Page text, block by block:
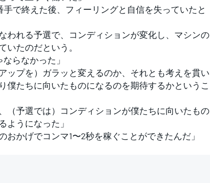
で終えた後、フィーリングと自信を失っていたと
われる予選で、コンディションが変化し、マシンの
いたのだという。
らなかった」
ップを）ガラッと変えるのか、それとも考えを貫い
僕たちに向いたものになるのを期待するかというこ
（予選では）コンディションが僕たちに向いたもの
ようになった」
おかげでコンマ1〜2秒を稼ぐことができたんだ」